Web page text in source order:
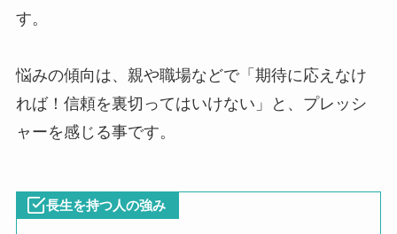
す。
悩みの傾向は、親や職場などで「期待に応えなけ
れば！信頼を裏切ってはいけない」と、プレッシ
ャーを感じる事です。
長生を持つ人の強み